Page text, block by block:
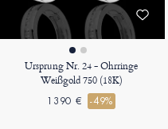
Ursprung Nr. 24 - Ohrringe
Weißgold 750 (18K)
1390 € -49%